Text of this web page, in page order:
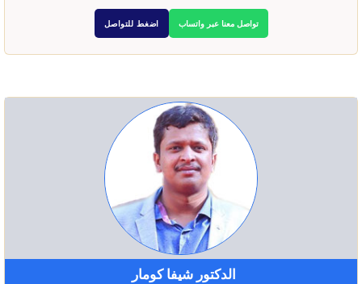
اضغط للتواصل تواصل معنا عبر واتساب
الدكتور شيفا كومار